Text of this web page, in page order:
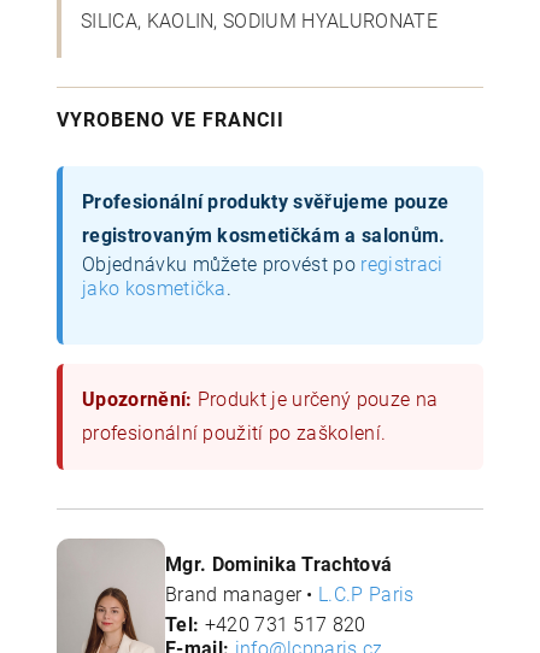
SILICA, KAOLIN, SODIUM HYALURONATE
VYROBENO VE FRANCII
Profesionální produkty svěřujeme pouze
registrovaným kosmetičkám a salonům.
Objednávku můžete provést po registraci
jako kosmetička.
Upozornění: Produkt je určený pouze na
profesionální použití po zaškolení.
Mgr. Dominika Trachtová
Brand manager • L.C.P Paris
Tel: +420 731 517 820